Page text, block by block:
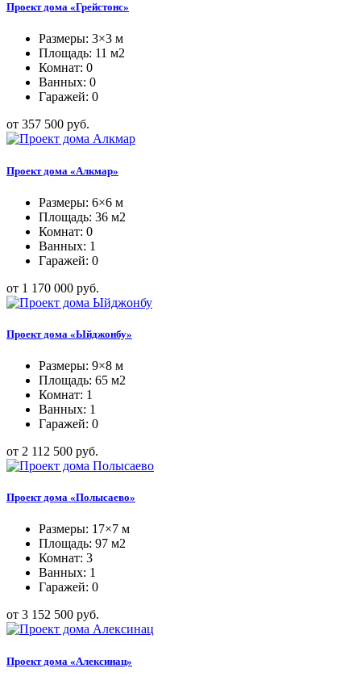
Проект дома «Грейстонс»
Размеры: 3×3 м
Площадь: 11 м2
Комнат: 0
Ванных: 0
Гаражей: 0
от 357 500 руб.
Проект дома «Алкмар»
Размеры: 6×6 м
Площадь: 36 м2
Комнат: 0
Ванных: 1
Гаражей: 0
от 1 170 000 руб.
Проект дома «Ыйджонбу»
Размеры: 9×8 м
Площадь: 65 м2
Комнат: 1
Ванных: 1
Гаражей: 0
от 2 112 500 руб.
Проект дома «Полысаево»
Размеры: 17×7 м
Площадь: 97 м2
Комнат: 3
Ванных: 1
Гаражей: 0
от 3 152 500 руб.
Проект дома «Алексинац»